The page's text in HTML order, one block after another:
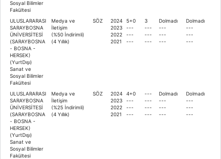
Sosyal Bilimler
Fakültesi
ULUSLARARASI
SARAYBOSNA
ÜNİVERSİTESİ
(SARAYBOSNA
- BOSNA -
HERSEK)
(YurtDışı)
Sanat ve
Sosyal Bilimler
Fakültesi
Medya ve
İletişim
(%50 İndirimli)
(4 Yıllık)
SÖZ
2024
2023
2022
2021
5+0
---
---
---
3
---
---
---
Dolmadı
---
---
---
Dolmadı
---
---
---
ULUSLARARASI
SARAYBOSNA
ÜNİVERSİTESİ
(SARAYBOSNA
- BOSNA -
HERSEK)
(YurtDışı)
Sanat ve
Sosyal Bilimler
Fakültesi
Medya ve
İletişim
(%25 İndirimli)
(4 Yıllık)
SÖZ
2024
2023
2022
2021
4+0
---
---
---
---
---
---
---
Dolmadı
---
---
---
Dolmadı
---
---
---